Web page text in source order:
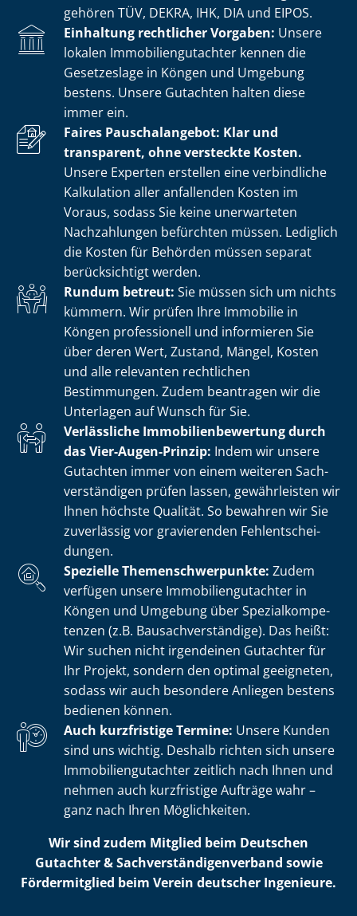
gehören TÜV, DEKRA, IHK, DIA und EIPOS.
Einhaltung rechtlicher Vorgaben: Unsere
lokalen Im­mo­bi­li­en­gut­ach­ter kennen die
Gesetzeslage in Köngen und Umgebung
bestens. Unsere Gutachten halten diese
immer ein.
Faires Pauschalangebot: Klar und
transparent, ohne versteckte Kosten.
Unsere Experten erstellen eine verbindliche
Kalkulation aller anfallenden Kosten im
Voraus, sodass Sie keine unerwarteten
Nachzahlungen befürchten müssen. Lediglich
die Kosten für Behörden müssen separat
berücksichtigt werden.
Rundum betreut: Sie müssen sich um nichts
kümmern. Wir prüfen Ihre Immobilie in
Köngen professionell und informieren Sie
über deren Wert, Zustand, Mängel, Kosten
und alle relevanten rechtlichen
Bestimmungen. Zudem beantragen wir die
Unterlagen auf Wunsch für Sie.
Verlässliche Im­mo­bi­li­en­be­wer­tung durch
das Vier-Augen-Prinzip: Indem wir unsere
Gutachten immer von einem weiteren Sach­
ver­stän­di­gen prüfen lassen, gewährleisten wir
Ihnen höchste Qualität. So bewahren wir Sie
zuverlässig vor gravierenden Fehl­ent­schei­
dun­gen.
Spezielle The­men­schwer­punk­te: Zudem
verfügen unsere Im­mo­bi­li­en­gut­ach­ter in
Köngen und Umgebung über Spe­zi­al­kom­pe­
ten­zen (z.B. Bau­sach­ver­stän­di­ge). Das heißt:
Wir suchen nicht irgendeinen Gutachter für
Ihr Projekt, sondern den optimal geeigneten,
sodass wir auch besondere Anliegen bestens
bedienen können.
Auch kurzfristige Termine: Unsere Kunden
sind uns wichtig. Deshalb richten sich unsere
Im­mo­bi­li­en­gut­ach­ter zeitlich nach Ihnen und
nehmen auch kurzfristige Aufträge wahr –
ganz nach Ihren Möglichkeiten.
Wir sind zudem Mitglied beim Deutschen
Gutachter & Sach­ver­stän­di­gen­ver­band sowie
Fördermitglied beim Verein deutscher Ingenieure.